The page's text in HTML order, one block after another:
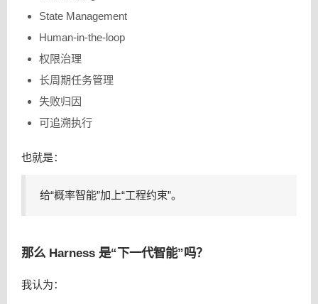
State Management
Human-in-the-loop
权限治理
长周期任务管理
失败归因
可追溯执行
也就是：
给“概率智能”加上“工程约束”。
那么 Harness 是“下一代智能”吗？
我认为：